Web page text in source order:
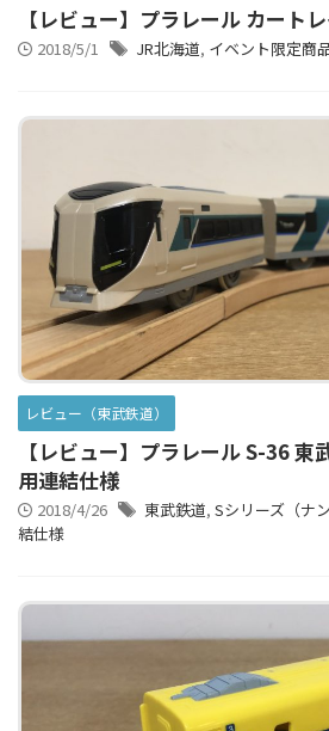
【レビュー】プラレール カート
2018/5/1 JR北海道, イベント限定商
レビュー（東武鉄道）
【レビュー】プラレール S-36 東
用連結仕様
2018/4/26 東武鉄道, Sシリーズ（ナ
結仕様